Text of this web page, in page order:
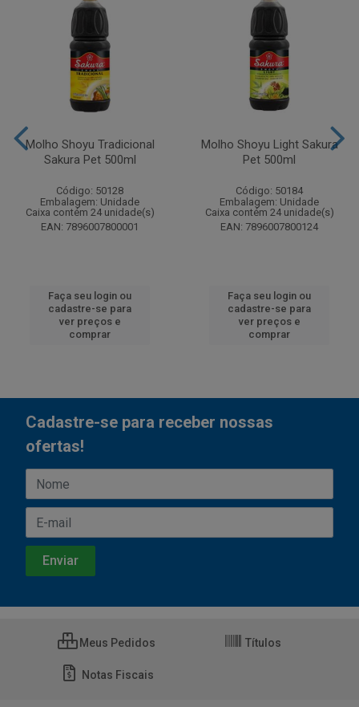
Molho Shoyu Tradicional
Sakura Pet 500ml
Código: 50128
Embalagem: Unidade
Caixa contém 24 unidade(s)
EAN: 7896007800001
Faça seu login ou
cadastre-se para
ver preços e
comprar
Molho Shoyu Light Sakura
Pet 500ml
Código: 50184
Embalagem: Unidade
Caixa contém 24 unidade(s)
EAN: 7896007800124
Faça seu login ou
cadastre-se para
ver preços e
comprar
Cadastre-se para receber nossas
ofertas!
Meus Pedidos Títulos
Notas Fiscais